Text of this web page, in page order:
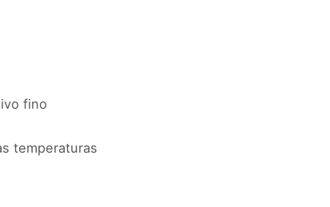
fino
temperaturas